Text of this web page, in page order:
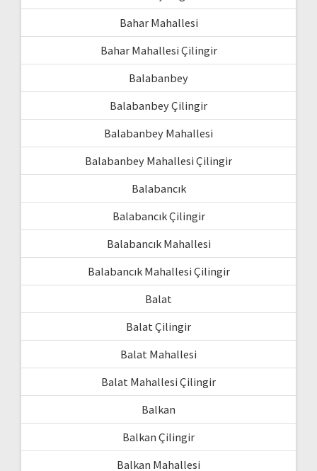
Bahar Mahallesi
Bahar Mahallesi Çilingir
Balabanbey
Balabanbey Çilingir
Balabanbey Mahallesi
Balabanbey Mahallesi Çilingir
Balabancık
Balabancık Çilingir
Balabancık Mahallesi
Balabancık Mahallesi Çilingir
Balat
Balat Çilingir
Balat Mahallesi
Balat Mahallesi Çilingir
Balkan
Balkan Çilingir
Balkan Mahallesi